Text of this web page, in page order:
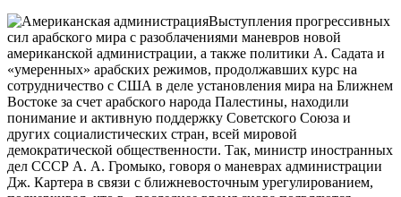
Выступления прогрессивных
сил арабского мира с разоблачениями маневров новой
американской администрации, а также политики А. Садата и
«умеренных» арабских режимов, продолжавших курс на
сотрудничество с США в деле установления мира на Ближнем
Востоке за счет арабского народа Палестины, находили
понимание и активную поддержку Советского Союза и
других социалистических стран, всей мировой
демократической общественности. Так, министр иностранных
дел СССР А. А. Громыко, говоря о маневрах администрации
Дж. Картера в связи с ближневосточным урегулированием,